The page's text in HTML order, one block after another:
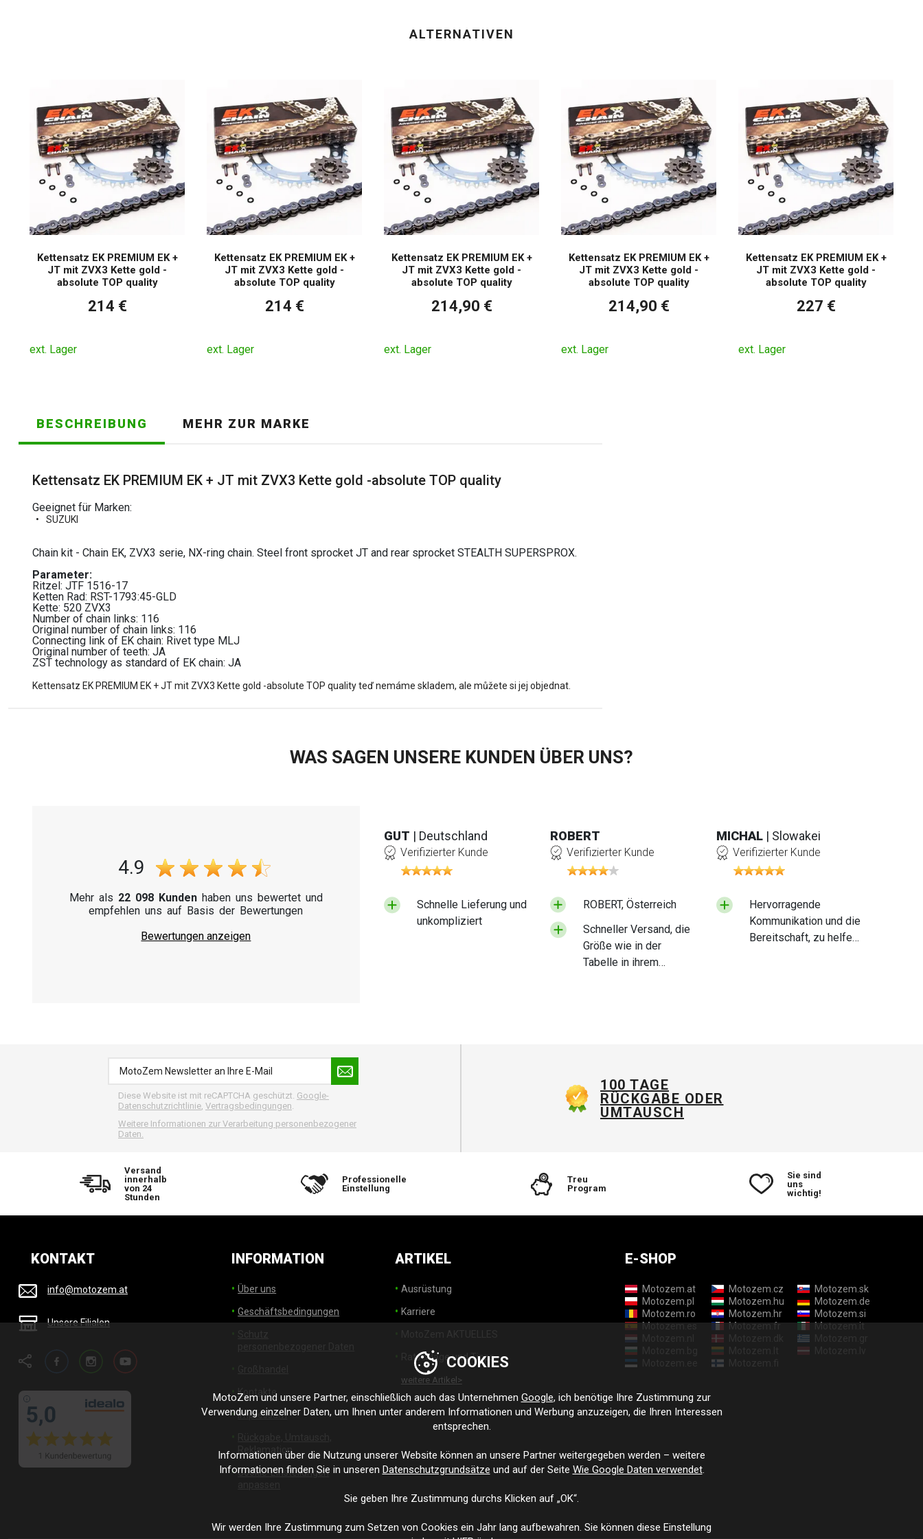
ALTERNATIVEN
Kettensatz EK PREMIUM EK +
JT mit ZVX3 Kette gold -
absolute TOP quality
214 €
ext. Lager
Kettensatz EK PREMIUM EK +
JT mit ZVX3 Kette gold -
absolute TOP quality
214 €
ext. Lager
Kettensatz EK PREMIUM EK +
JT mit ZVX3 Kette gold -
absolute TOP quality
214,90 €
ext. Lager
Kettensatz EK PREMIUM EK +
JT mit ZVX3 Kette gold -
absolute TOP quality
214,90 €
ext. Lager
Kettensatz EK PREMIUM EK +
JT mit ZVX3 Kette gold -
absolute TOP quality
227 €
ext. Lager
BESCHREIBUNG MEHR ZUR MARKE
Kettensatz EK PREMIUM EK + JT mit ZVX3 Kette gold -absolute TOP quality
Geeignet für Marken:
SUZUKI
Chain kit - Chain EK, ZVX3 serie, NX-ring chain. Steel front sprocket JT and rear sprocket STEALTH SUPERSPROX.
Parameter:
Ritzel: JTF 1516-17
Ketten Rad: RST-1793:45-GLD
Kette: 520 ZVX3
Number of chain links: 116
Original number of chain links: 116
Connecting link of EK chain: Rivet type MLJ
Original number of teeth: JA
ZST technology as standard of EK chain: JA
Kettensatz EK PREMIUM EK + JT mit ZVX3 Kette gold -absolute TOP quality teď nemáme skladem, ale můžete si jej objednat.
WAS SAGEN UNSERE KUNDEN ÜBER UNS?
4.9
Mehr als 22 098 Kundenhaben uns bewertet und
empfehlen uns auf Basis der Bewertungen
Bewertungen anzeigen
GUT | Deutschland
Verifizierter Kunde
Schnelle Lieferung und
unkompliziert
ROBERT
Verifizierter Kunde
ROBERT, Österreich
Schneller Versand, die
Größe wie in der
Tabelle in ihrem
MICHAL | Slowakei
Verifizierter Kunde
Hervorragende
Kommunikation und die
Bereitschaft, zu helfen
Diese Website ist mit reCAPTCHA geschützt. Google-
Datenschutzrichtlinie, Vertragsbedingungen.
Weitere Informationen zur Verarbeitung personenbezogener
Daten.
100 TAGE
RÜCKGABE ODER
UMTAUSCH
Versand
innerhalb
von 24
Stunden
Professionelle
Einstellung
Treu
Program
Sie sind
uns
wichtig!
KONTAKT
info@motozem.at
Unsere Filialen
FacebookInstagramYouTube
INFORMATION
Über uns
Geschäftsbedingungen
Kontakte
Impressum
Reklamation
Cookie-Einstellungen
ARTIKEL
Ausrüstung
Karriere
Ratschläge und Tipps
weitere Artikel>
E-SHOP
Motozem.at Motozem.cz
Motozem.sk
Motozem.pl
Motozem.hu
Motozem.de
Motozem.ro
Motozem.hr
Motozem.si
Motozem.es
Motozem.fr
Motozem.it
COOKIES
MotoZem und unsere Partner, einschließlich auch das Unternehmen Google, ich benötige Ihre Zustimmung zur
Verwendung einzelner Daten, um Ihnen unter anderem Informationen und Werbung anzuzeigen, die Ihren Interessen
entsprechen.
Informationen über die Nutzung unserer Website können an unsere Partner weitergegeben werden – weitere
Informationen finden Sie in unseren Datenschutzgrundsätze und auf der Seite Wie Google Daten verwendet.
Sie geben Ihre Zustimmung durchs Klicken auf „OK“.
Wir werden Ihre Zustimmung zum Setzen von Cookies ein Jahr lang aufbewahren. Sie können diese Einstellung